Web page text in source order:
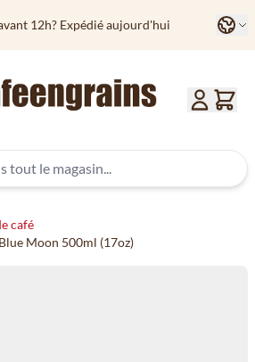
12h? Expédié aujourd'hui
café
Moon 500ml (17oz)